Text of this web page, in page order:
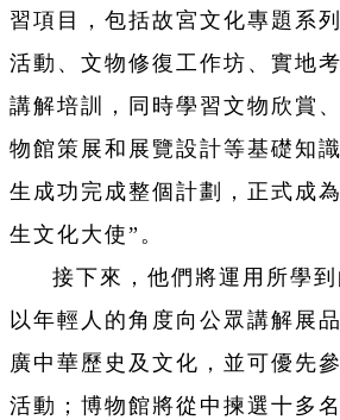
習項目，包括故宮文化專題系
活動、文物修復工作坊、實地
講解培訓，同時學習文物欣賞
物館策展和展覽設計等基礎知
生成功完成整個計劃，正式成
生文化大使”。
接下來，他們將運用所學到
以年輕人的角度向公眾講解展
廣中華歷史及文化，並可優先
活動；博物館將從中揀選十多